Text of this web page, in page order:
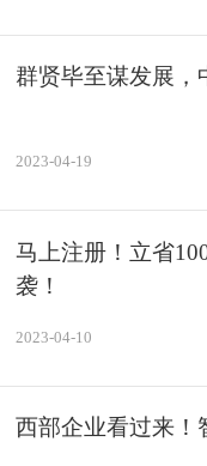
群贤毕至谋发展，
2023-04-19
马上注册！立省
袭！
2023-04-10
西部企业看过来！